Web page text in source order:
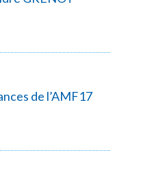
de l’AMF17